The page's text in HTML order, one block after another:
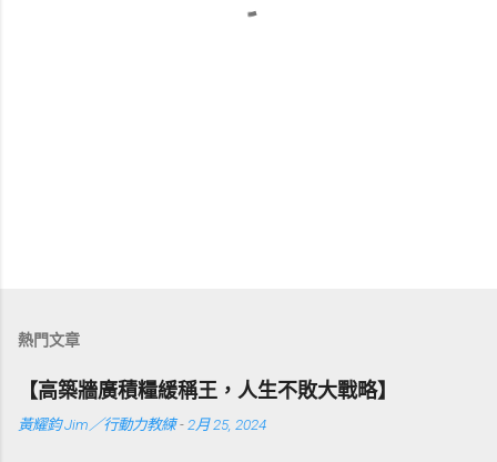
熱門文章
【高築牆廣積糧緩稱王，人生不敗大戰略】
黃耀鈞 Jim／行動力教練 - 2月 25, 2024